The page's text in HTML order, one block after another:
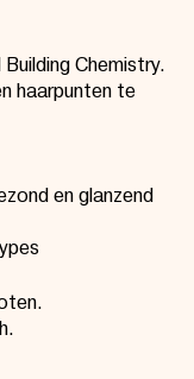
Chemistry.
haarpunten te
en glanzend